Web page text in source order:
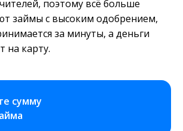
поэтому всё больше
займы с высоким одобрением,
за минуты, а деньги
на карту.
сумму